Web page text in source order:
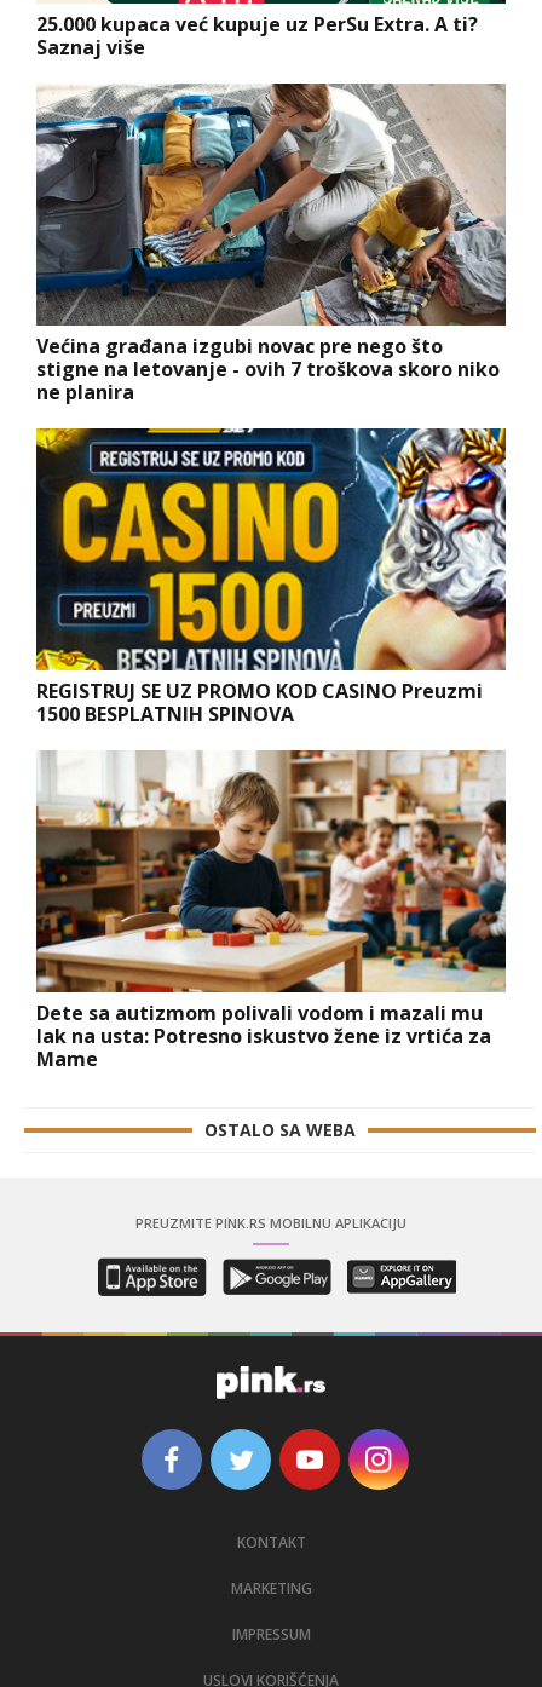
25.000 kupaca već kupuje uz PerSu Extra. A ti?
Saznaj više
Većina građana izgubi novac pre nego što
stigne na letovanje - ovih 7 troškova skoro niko
ne planira
REGISTRUJ SE UZ PROMO KOD CASINO Preuzmi
1500 BESPLATNIH SPINOVA
Dete sa autizmom polivali vodom i mazali mu
lak na usta: Potresno iskustvo žene iz vrtića za
Mame
OSTALO SA WEBA
PREUZMITE PINK.RS MOBILNU APLIKACIJU
KONTAKT
MARKETING
IMPRESSUM
USLOVI KORIŠĆENJA